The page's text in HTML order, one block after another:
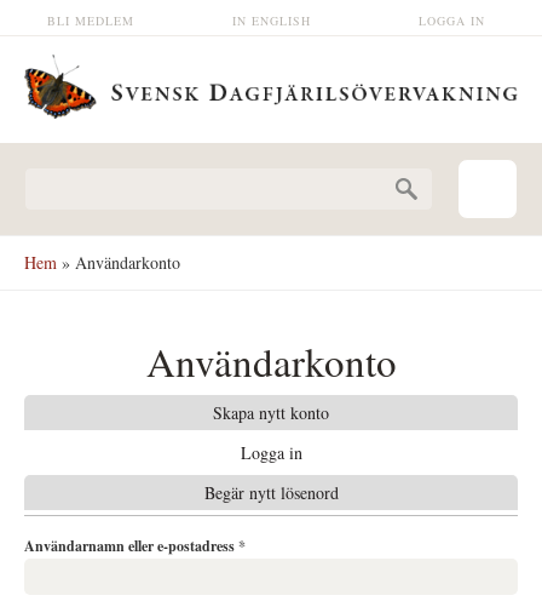
Hoppa till huvudinnehåll LOGGA IN
IN ENGLISH
BLI MEDLEM
Hem » Användarkonto
Användarkonto
Skapa nytt konto
Logga in(aktiv flik)
Begär nytt lösenord
Användarnamn eller e-postadress*